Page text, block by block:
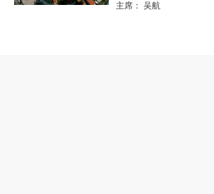
主席： 吴航